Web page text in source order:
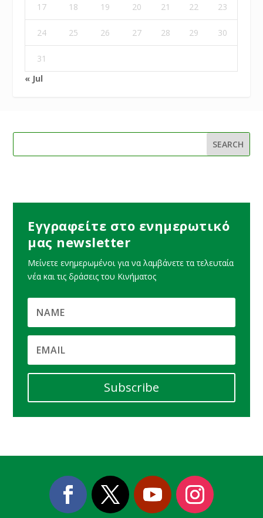
17 18 19 20 21 22 23
24 25 26 27 28 29 30
31
« Jul
Εγγραφείτε στο ενημερωτικό
μας newsletter
Μείνετε ενημερωμένοι για να λαμβάνετε τα τελευταία
νέα και τις δράσεις του Κινήματος
Subscribe